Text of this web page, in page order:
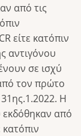
από τις
είτε κατόπιν
αντιγόνου
σε ισχύ
τον πρώτο
Η
εκδόθηκαν από
κατόπιν